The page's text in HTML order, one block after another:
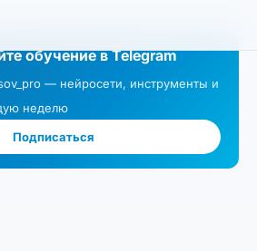
обучение в Telegram
— нейросети, инструменты и
неделю
Подписаться